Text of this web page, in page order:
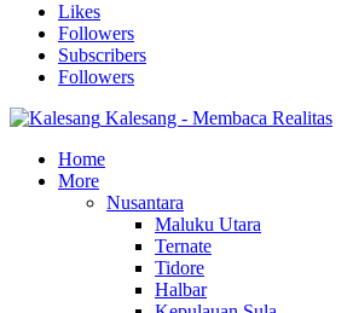
Likes
Followers
Subscribers
Followers
Kalesang - Membaca Realitas
Home
More
Nusantara
Maluku Utara
Ternate
Tidore
Halbar